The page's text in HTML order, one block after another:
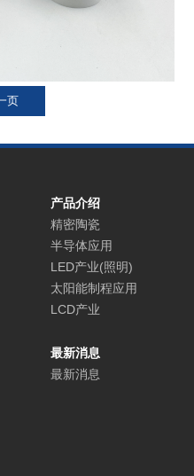
产品介绍
精密陶瓷
半导体应用
LED产业(照明)
太阳能制程应用
LCD产业
最新消息
最新消息